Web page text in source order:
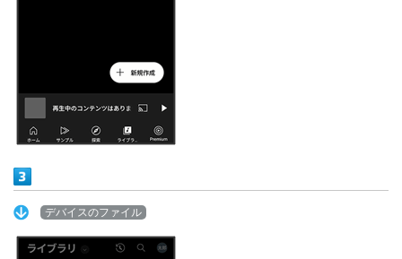
デバイスのファイル